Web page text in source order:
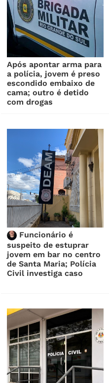
Após apontar arma para
a polícia, jovem é preso
escondido embaixo de
cama; outro é detido
com drogas
Funcionário é
suspeito de estuprar
jovem em bar no centro
de Santa Maria; Polícia
Civil investiga caso